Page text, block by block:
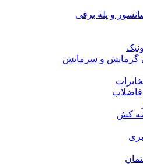
و پله برقی
گرمایش و سرمایش
فاضلاب
کش